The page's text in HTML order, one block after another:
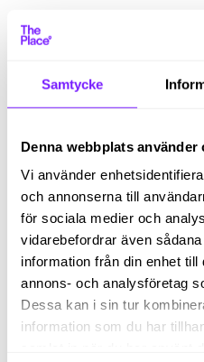
Samtycke
Denna webbplats använder
Vi använder
och annonserna till
för sociala medier och
vidarebefordrar även
information från din enhet
annons- och analysföretag
Dessa kan i sin tur
information som du har
Läs också
Behöver du
Tveka inte på
till oss!